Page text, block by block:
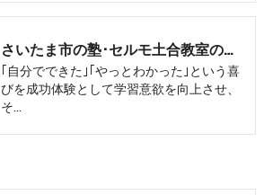
さいたま市の塾･セルモ土合教室のお客様の声
｢自分でできた｣｢やっとわかった｣という喜
びを成功体験として学習意欲を向上させ、
そ…